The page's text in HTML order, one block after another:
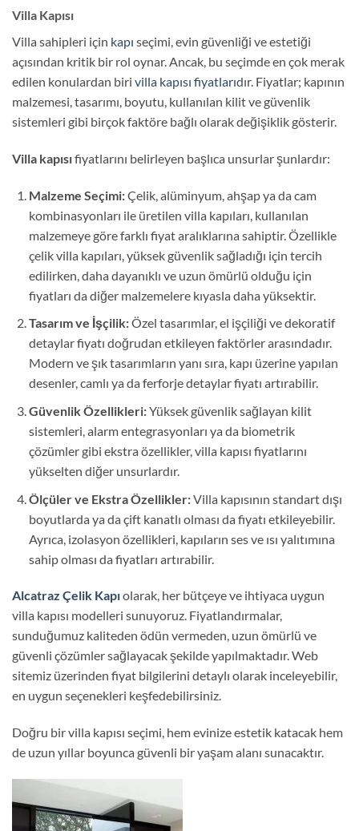
Villa Kapısı
Villa sahipleri için kapı seçimi, evin güvenliği ve estetiği
açısından kritik bir rol oynar. Ancak, bu seçimde en çok merak
edilen konulardan biri villa kapısı fiyatlarıdır. Fiyatlar; kapının
malzemesi, tasarımı, boyutu, kullanılan kilit ve güvenlik
sistemleri gibi birçok faktöre bağlı olarak değişiklik gösterir.
Villa kapısıfiyatlarını belirleyen başlıca unsurlar şunlardır:
Malzeme Seçimi:Çelik, alüminyum, ahşap ya da cam
kombinasyonları ile üretilen villa kapıları, kullanılan
malzemeye göre farklı fiyat aralıklarına sahiptir. Özellikle
çelik villa kapıları, yüksek güvenlik sağladığı için tercih
edilirken, daha dayanıklı ve uzun ömürlü olduğu için
fiyatları da diğer malzemelere kıyasla daha yüksektir.
Tasarım ve İşçilik:Özel tasarımlar, el işçiliği ve dekoratif
detaylar fiyatı doğrudan etkileyen faktörler arasındadır.
Modern ve şık tasarımların yanı sıra, kapı üzerine yapılan
desenler, camlı ya da ferforje detaylar fiyatı artırabilir.
Güvenlik Özellikleri:Yüksek güvenlik sağlayan kilit
sistemleri, alarm entegrasyonları ya da biometrik
çözümler gibi ekstra özellikler, villa kapısı fiyatlarını
yükselten diğer unsurlardır.
Ölçüler ve Ekstra Özellikler:Villa kapısının standart dışı
boyutlarda ya da çift kanatlı olması da fiyatı etkileyebilir.
Ayrıca, izolasyon özellikleri, kapıların ses ve ısı yalıtımına
sahip olması da fiyatları artırabilir.
Alcatraz Çelik Kapıolarak, her bütçeye ve ihtiyaca uygun
villa kapısı modelleri sunuyoruz. Fiyatlandırmalar,
sunduğumuz kaliteden ödün vermeden, uzun ömürlü ve
güvenli çözümler sağlayacak şekilde yapılmaktadır. Web
sitemiz üzerinden fiyat bilgilerini detaylı olarak inceleyebilir,
en uygun seçenekleri keşfedebilirsiniz.
Doğru bir villa kapısı seçimi, hem evinize estetik katacak hem
de uzun yıllar boyunca güvenli bir yaşam alanı sunacaktır.